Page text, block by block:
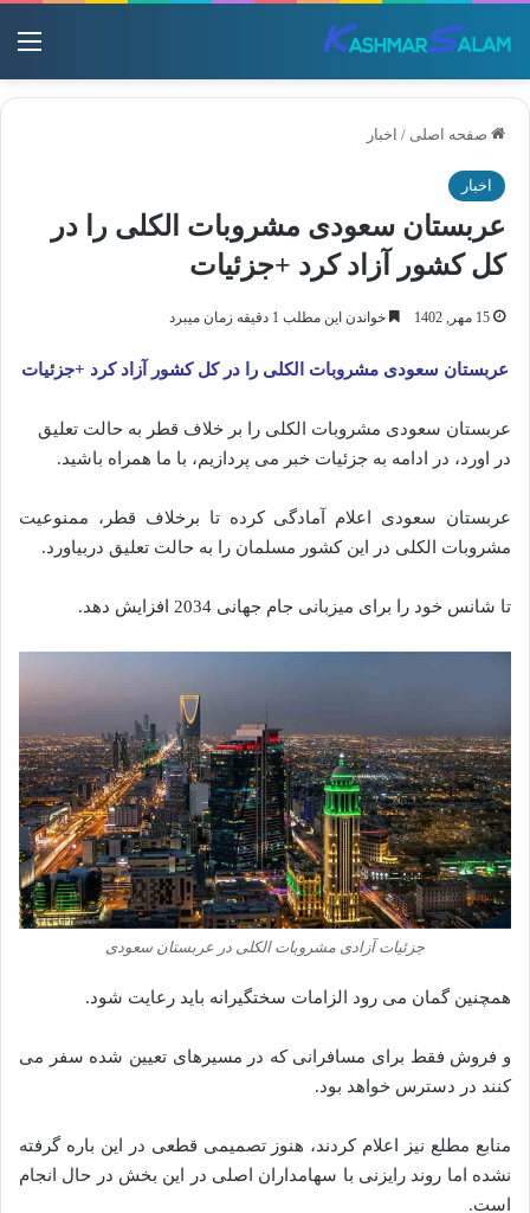
صفحه اصلی / اخبار
اخبار
عربستان سعودی مشروبات الکلی را در
کل کشور آزاد کرد +جزئیات
15 مهر, 1402 خواندن این مطلب 1 دقیقه زمان میبرد
عربستان سعودی مشروبات الکلی را در کل کشور آزاد کرد +جزئیات
عربستان سعودی مشروبات الکلی را بر خلاف قطر به حالت تعلیق
در اورد، در ادامه به جزئیات خبر می پردازیم، با ما همراه باشید.
‌عربستان سعودی اعلام آمادگی کرده تا برخلاف قطر، ممنوعیت
مشروبات الکلی در این کشور مسلمان را به حالت تعلیق دربیاورد.
تا شانس خود را برای میزبانی جام جهانی 2034 افزایش دهد.
جزئیات آزادی مشروبات الکلی در عربستان سعودی
همچنین گمان می‌ رود الزامات سختگیرانه باید رعایت شود.
و فروش فقط برای مسافرانی که در مسیرهای تعیین شده سفر می‌
کنند در دسترس خواهد بود.
منابع مطلع نیز اعلام کردند، هنوز تصمیمی قطعی در این باره گرفته‌‌‌‌‌
نشده‌‌‌‌‌ اما روند رایزنی با سهامداران اصلی در این بخش در حال انجام
است.